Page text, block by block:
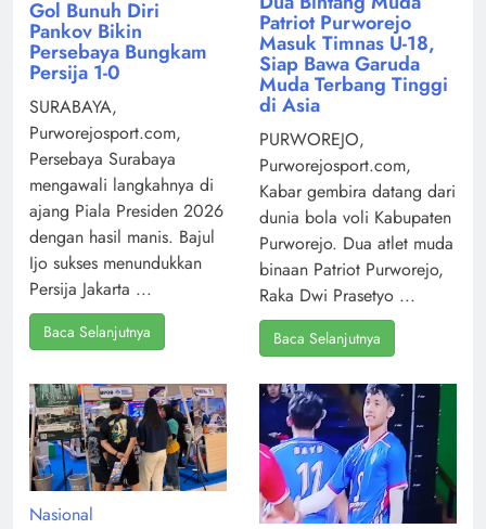
Gol Bunuh Diri
Pankov Bikin
Persebaya Bungkam
Persija 1-0
SURABAYA,
Purworejosport.com,
Persebaya Surabaya
mengawali langkahnya di
ajang Piala Presiden 2026
dengan hasil manis. Bajul
Ijo sukses menundukkan
Persija Jakarta ...
Baca Selanjutnya
Patriot Purworejo
Masuk Timnas U-18,
Siap Bawa Garuda
Muda Terbang Tinggi
di Asia
PURWOREJO,
Purworejosport.com,
Kabar gembira datang dari
dunia bola voli Kabupaten
Purworejo. Dua atlet muda
binaan Patriot Purworejo,
Raka Dwi Prasetyo ...
Baca Selanjutnya
Nasional